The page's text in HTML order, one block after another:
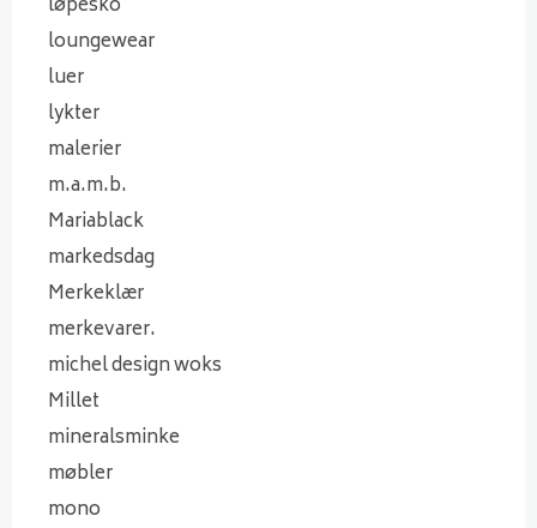
loungewear
luer
lykter
malerier
m.a.m.b.
Mariablack
markedsdag
Merkeklær
merkevarer.
michel design woks
Millet
mineralsminke
møbler
mono